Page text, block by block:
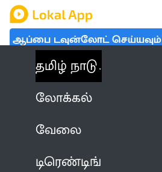
ஆப்பை டவுன்லோட் செய்யவும்
தமிழ் நாடு
லோக்கல்
வேலை
டிரெண்டிங்